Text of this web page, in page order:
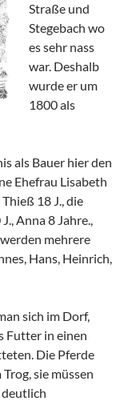
Straße und
Stegebach wo
es sehr nass
war. Deshalb
wurde er um
1800 als
als Bauer hier den
Ehefrau Lisabeth
18 J., die
Anna 8 Jahre.,
mehrere
Hans, Heinrich,
sich im Dorf,
Futter in einen
Die Pferde
sie müssen
deutlich